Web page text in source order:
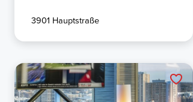
3901 Hauptstraße